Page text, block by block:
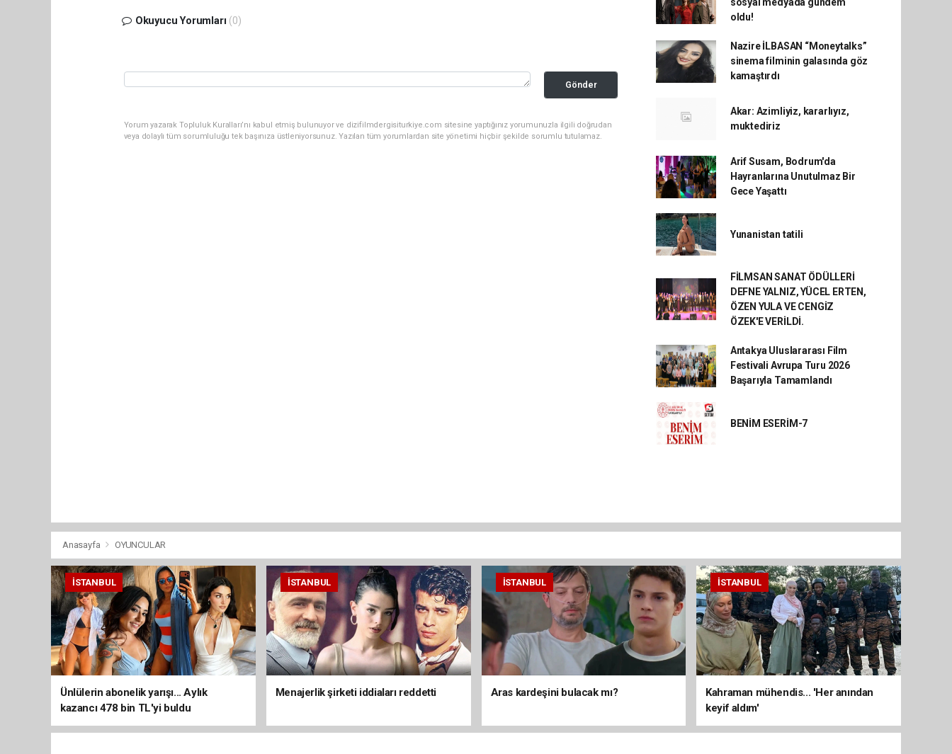
Okuyucu Yorumları (0)
Gönder
Yorum yazarak Topluluk Kuralları’nı kabul etmiş bulunuyor ve dizifilmdergisiturkiye.com sitesine yaptığınız yorumunuzla ilgili doğrudan
veya dolaylı tüm sorumluluğu tek başınıza üstleniyorsunuz. Yazılan tüm yorumlardan site yönetimi hiçbir şekilde sorumlu tutulamaz.
oldu!
Nazire İLBASAN “Moneytalks”
sinema filminin galasında göz
kamaştırdı
Akar: Azimliyiz, kararlıyız,
muktediriz
Arif Susam, Bodrum'da
Hayranlarına Unutulmaz Bir
Gece Yaşattı
Yunanistan tatili
FİLMSAN SANAT ÖDÜLLERİ
DEFNE YALNIZ, YÜCEL ERTEN,
ÖZEN YULA VE CENGİZ
ÖZEK'E VERİLDİ.
Antakya Uluslararası Film
Festivali Avrupa Turu 2026
Başarıyla Tamamlandı
BENİM ESERİM-7
Anasayfa OYUNCULAR
İSTANBUL
Ünlülerin abonelik yarışı... Aylık
kazancı 478 bin TL'yi buldu
İSTANBUL
Menajerlik şirketi iddiaları reddetti
İSTANBUL
Aras kardeşini bulacak mı?
İSTANBUL
Kahraman mühendis... 'Her anından
keyif aldım'